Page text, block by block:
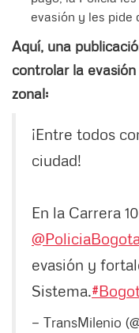
evasión y les pide
Aquí, una
controlar la
zonal:
¡Entre todos
ciudad!
En la Carrera
evasión y
Sistema.
— TransMilenio